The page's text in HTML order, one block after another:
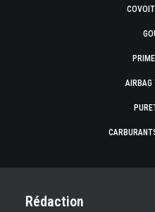
AIRBAG
Rédaction